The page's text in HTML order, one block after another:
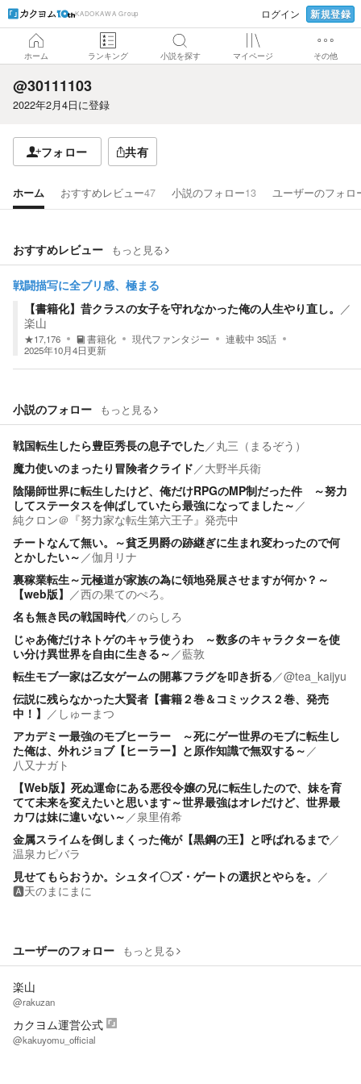
KADOKAWA Group ログイン 新規登録
ホーム ランキング 小説を探す マイページ その他
@30111103
2022年2月4日に登録
フォロー 共有
ホーム おすすめレビュー47 小説のフォロー13 ユーザーのフォロ
おすすめレビュー もっと見る
戦闘描写に全ブリ感、極まる
【書籍化】昔クラスの女子を守れなかった俺の人生やり直し。 ／
楽山
★17,176 書籍化 現代ファンタジー 連載中 35話
2025年10月4日更新
小説のフォロー もっと見る
戦国転生したら豊臣秀長の息子でした／丸三（まるぞう）
魔力使いのまったり冒険者クライド／大野半兵衛
陰陽師世界に転生したけど、俺だけRPGのMP制だった件 ～努力
してステータスを伸ばしていたら最強になってました～ ／
純クロン＠『努力家な転生第六王子』発売中
チートなんて無い。～貧乏男爵の跡継ぎに生まれ変わったので何
とかしたい～ ／伽月リナ
裏稼業転生～元極道が家族の為に領地発展させますが何か？～
【web版】 ／西の果てのぺろ。
名も無き民の戦国時代／のらしろ
じゃあ俺だけネトゲのキャラ使うわ ～数多のキャラクターを使
い分け異世界を自由に生きる～ ／藍敦
転生モブ一家は乙女ゲームの開幕フラグを叩き折る／@tea_kaijyu
伝説に残らなかった大賢者【書籍２巻＆コミックス２巻、発売
中！】 ／ しゅーまつ
アカデミー最強のモブヒーラー ～死にゲー世界のモブに転生し
た俺は、外れジョブ【ヒーラー】と原作知識で無双する～ ／
八又ナガト
【Web版】死ぬ運命にある悪役令嬢の兄に転生したので、妹を育
てて未来を変えたいと思います～世界最強はオレだけど、世界最
カワは妹に違いない～ ／泉里侑希
金属スライムを倒しまくった俺が【黒鋼の王】と呼ばれるまで／
温泉カピバラ
見せてもらおうか。シュタイ〇ズ・ゲートの選択とやらを。 ／
🅰️天のまにまに
ユーザーのフォロー もっと見る
楽山
@rakuzan
カクヨム運営公式
@kakuyomu_official